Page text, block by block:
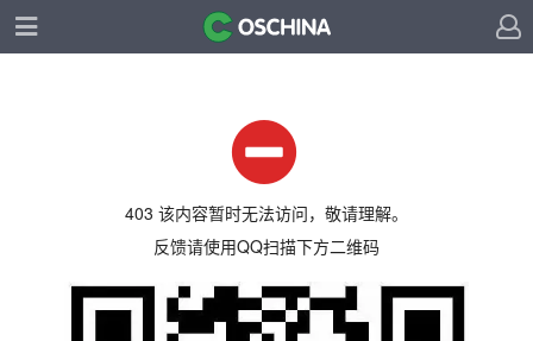
403 该内容暂时无法访问，敬请理解。
反馈请使用QQ扫描下方二维码